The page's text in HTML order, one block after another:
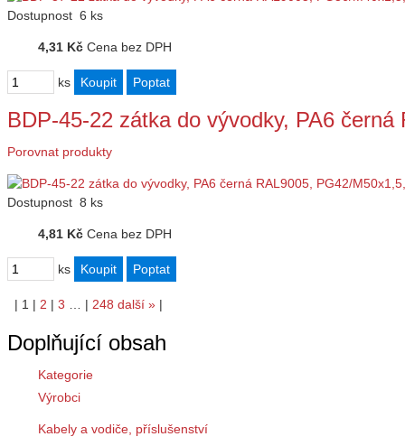
Dostupnost 6 ks
4,31 Kč Cena bez DPH
ks
BDP-45-22 zátka do vývodky, PA6
Porovnat produkty
Dostupnost 8 ks
4,81 Kč Cena bez DPH
ks
| 1 | 2 | 3 | 248 další » |
Doplňující obsah
Kategorie
Výrobci
Kabely a vodiče, příslušenství